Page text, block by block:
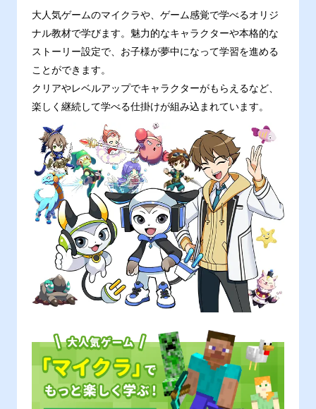
大人気ゲームのマイクラや、ゲーム感覚で学べるオリジ
ナル教材で学びます。魅力的なキャラクターや本格的な
ストーリー設定で、お子様が夢中になって学習を進める
ことができます。
クリアやレベルアップでキャラクターがもらえるなど、
楽しく継続して学べる仕掛けが組み込まれています。